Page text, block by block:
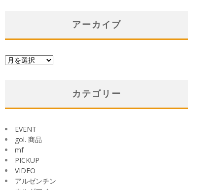
アーカイブ
ア
カテゴリー
EVENT
gol. 商品
mf
PICKUP
VIDEO
アルゼンチン